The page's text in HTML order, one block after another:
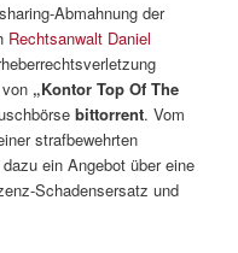
Abmahnung der
Rechtsanwalt Daniel
„Kontor Top Of The
bittorrent. Vom
strafbewehrten
ein Angebot über eine
Schadensersatz und